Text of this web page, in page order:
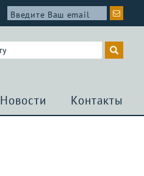
Новости Контакты